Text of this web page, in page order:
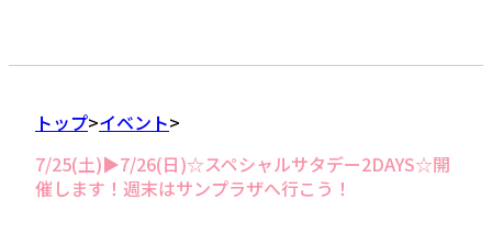
トップ イベント
7/25(土)▶7/26(日)☆スペシャルサタデー2DAYS☆開
催します！週末はサンプラザへ行こう！